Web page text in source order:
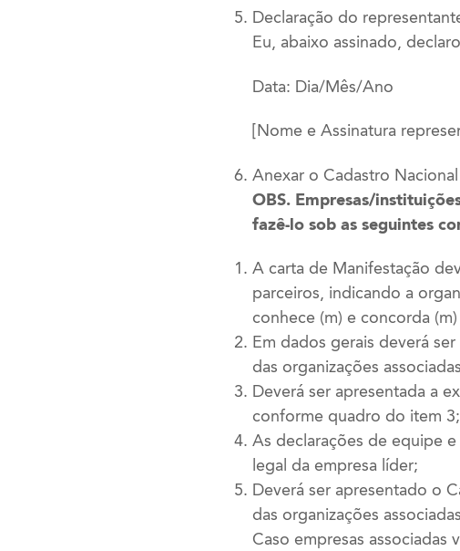
Declaração do
Eu, abaixo assinado,
Data: Dia/Mês/Ano
[Nome e Assinatura
Anexar o Cadastro
OBS. Empresas/
fazê-lo sob as seguintes
A carta de Manifestação
parceiros, indicando a
conhece (m) e concorda
Em dados gerais deverá
das organizações
Deverá ser apresentada a
conforme quadro do item 3;
As declarações de equipe
legal da empresa líder;
Deverá ser apresentado o
das organizações
Caso empresas